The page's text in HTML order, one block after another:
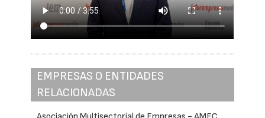
EMPRESAS O ENTIDADES
RELACIONADAS